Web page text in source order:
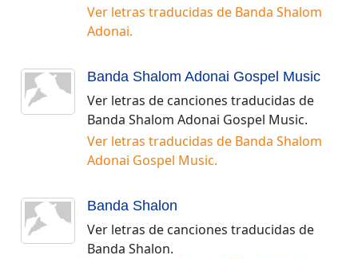
Ver letras traducidas de Banda Shalom
Adonai.
Banda Shalom Adonai Gospel Music
Ver letras de canciones traducidas de
Banda Shalom Adonai Gospel Music.
Ver letras traducidas de Banda Shalom
Adonai Gospel Music.
Banda Shalon
Ver letras de canciones traducidas de
Banda Shalon.